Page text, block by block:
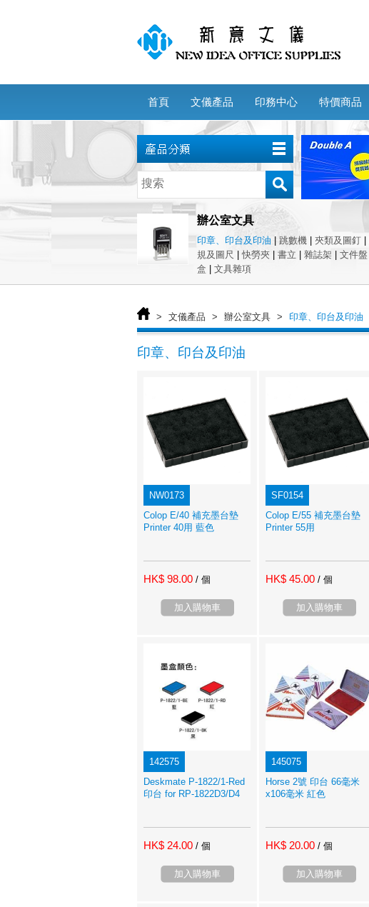
首頁 文儀產品 印務中心 特價商品
辦公室文具
印章、印台及印油 跳數機 夾類及圖釘
規及圖尺
|快勞夾 書立 雜誌架 文件盤
盒
文具雜項
> 文儀產品 > 辦公室文具 > 印章、印台及印油
印章、印台及印油
NW0173
Colop E/40 補充墨台墊
Printer 40用 藍色
HK$ 98.00 / 個
加入購物車
SF0154
Colop E/55 補充墨台墊
Printer 55用
HK$ 45.00 / 個
加入購物車
142575
Deskmate P-1822/1-Red
印台 for RP-1822D3/D4
HK$ 24.00 / 個
加入購物車
145075
Horse 2號 印台 66毫米
x106毫米 紅色
HK$ 20.00 / 個
加入購物車